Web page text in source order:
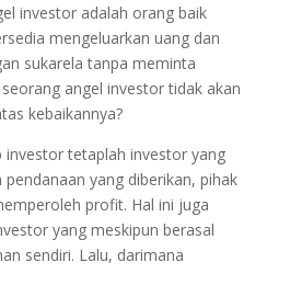
investor adalah orang baik
mengeluarkan uang dan
sukarela tanpa meminta
angel investor tidak akan
kebaikannya?
investor tetaplah investor yang
yang diberikan, pihak
profit. Hal ini juga
yang meskipun berasal
sendiri. Lalu, darimana